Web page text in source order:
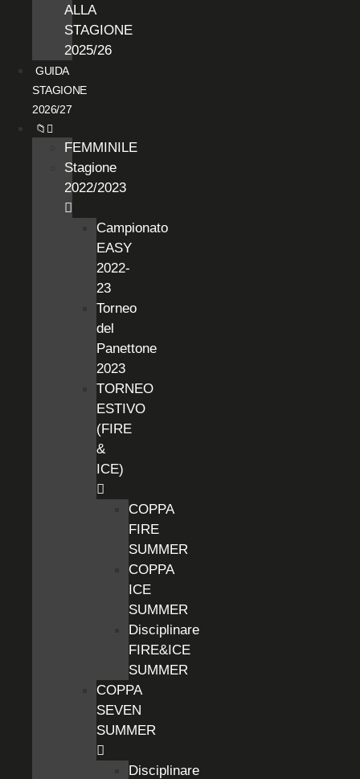
ALLA
STAGIONE
2025/26
GUIDA
STAGIONE
2026/27
📁
FEMMINILE
Stagione
2022/2023
Campionato
EASY
2022-
23
Torneo
del
Panettone
2023
TORNEO
ESTIVO
(FIRE
&
ICE)
COPPA
FIRE
SUMMER
COPPA
ICE
SUMMER
Disciplinare
FIRE&ICE
SUMMER
COPPA
SEVEN
SUMMER
Disciplinare